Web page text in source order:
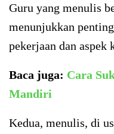
Guru yang menulis
menunjukkan
pekerjaan dan aspek
Baca juga: Cara
Mandiri
Kedua, menulis, di